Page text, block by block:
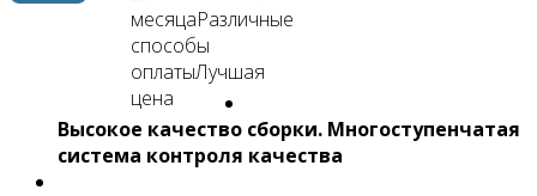
Высокое качество сборки. Многоступенчатая
система контроля качества